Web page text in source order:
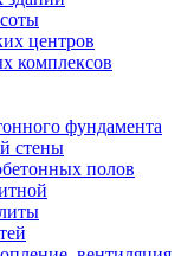
центров
комплексов
фундамента
стены
полов